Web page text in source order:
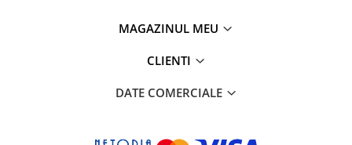
MAGAZINUL MEU
CLIENTI
DATE COMERCIALE